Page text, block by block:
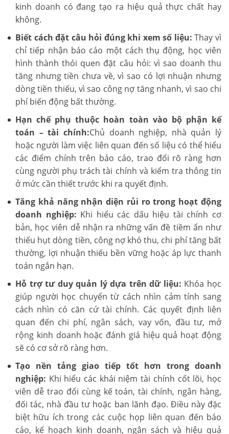
kinh doanh có đang tạo ra hiệu quả thực chất hay
không.
Biết cách đặt câu hỏi đúng khi xem số liệu: Thay vì
chỉ tiếp nhận báo cáo một cách thụ động, học viên
hình thành thói quen đặt câu hỏi: vì sao doanh thu
tăng nhưng tiền chưa về, vì sao có lợi nhuận nhưng
dòng tiền thiếu, vì sao công nợ tăng nhanh, vì sao chi
phí biến động bất thường.
Hạn chế phụ thuộc hoàn toàn vào bộ phận kế
toán – tài chính:Chủ doanh nghiệp, nhà quản lý
hoặc người làm việc liên quan đến số liệu có thể hiểu
các điểm chính trên báo cáo, trao đổi rõ ràng hơn
cùng người phụ trách tài chính và kiểm tra thông tin
ở mức cần thiết trước khi ra quyết định.
Tăng khả năng nhận diện rủi ro trong hoạt động
doanh nghiệp: Khi hiểu các dấu hiệu tài chính cơ
bản, học viên dễ nhận ra những vấn đề tiềm ẩn như
thiếu hụt dòng tiền, công nợ khó thu, chi phí tăng bất
thường, lợi nhuận thiếu bền vững hoặc áp lực thanh
toán ngắn hạn.
Hỗ trợ tư duy quản lý dựa trên dữ liệu: Khóa học
giúp người học chuyển từ cách nhìn cảm tính sang
cách nhìn có căn cứ tài chính. Các quyết định liên
quan đến chi phí, ngân sách, vay vốn, đầu tư, mở
rộng kinh doanh hoặc đánh giá hiệu quả hoạt động
sẽ có cơ sở rõ ràng hơn.
Tạo nền tảng giao tiếp tốt hơn trong doanh
nghiệp: Khi hiểu các khái niệm tài chính cốt lõi, học
viên dễ trao đổi cùng kế toán, tài chính, ngân hàng,
đối tác, nhà đầu tư hoặc ban lãnh đạo. Điều này đặc
biệt hữu ích trong các cuộc họp liên quan đến báo
cáo, kế hoạch kinh doanh, ngân sách và hiệu quả